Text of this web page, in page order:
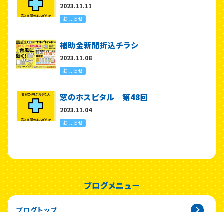
2023.11.11
おしらせ
補助金新聞折込チラシ
2023.11.08
おしらせ
窓のホスピタル 第48回
2023.11.04
おしらせ
ブログメニュー
ブログトップ